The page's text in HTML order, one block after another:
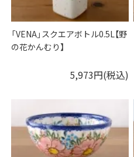
「VENA」スクエアボトル0.5L【野
の花かんむり】
5,973円(税込)